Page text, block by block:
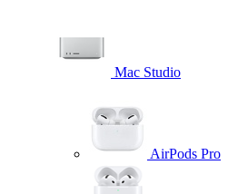
Mac Studio
AirPods Pro